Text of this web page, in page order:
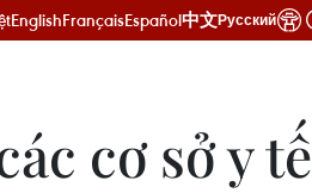
EnglishFrançaisEspañol中文Русский
cơ sở y tế